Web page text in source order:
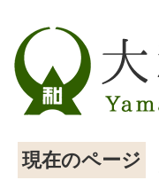
現在のページ